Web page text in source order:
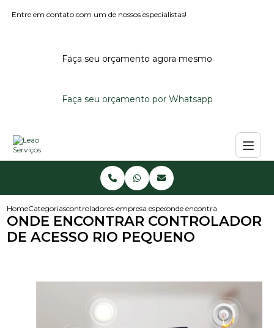
Entre em contato com um de nossos especialistas!
Faça seu orçamento agora mesmo
Faça seu orçamento por Whatsapp
HomeCategoriascontroladores de acessoempresa especializada em controlador de
onde encontrar controlador de
ONDE ENCONTRAR CONTROLADOR
DE ACESSO RIO PEQUENO